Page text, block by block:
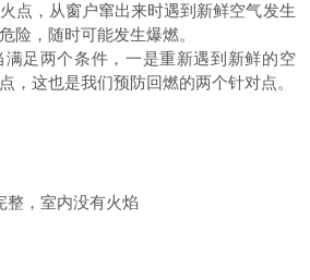
点，从窗户窜出来时遇到新鲜空气发生
险，随时可能发生爆燃。
足两个条件，一是重新遇到新鲜的空
，这也是我们预防回燃的两个针对点。
整，室内没有火焰